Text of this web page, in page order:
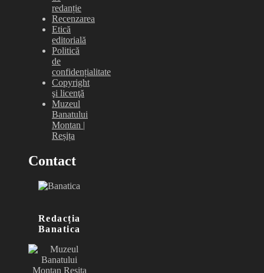
redanție
Recenzarea
Etică
editorială
Politică
de
confidențialitate
Copyright
şi licenţă
Muzeul
Banatului
Montan |
Reșița
Contact
Redacția
Banatica